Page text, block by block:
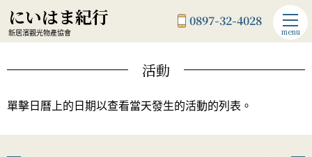
にいはま紀行
新居濱觀光物產協會
0897-32-4028
menu
活動
單擊日曆上的日期以查看當天發生的活動的列表。